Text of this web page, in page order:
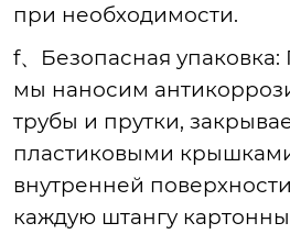
при необходимости.
f、Безопасная упаковка:
мы наносим
трубы и прутки,
пластиковыми
внутренней
каждую штангу